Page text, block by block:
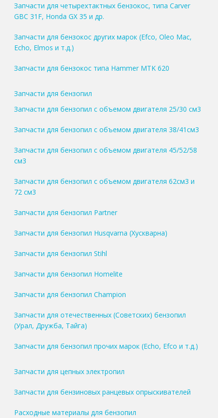
Запчасти для четырехтактных бензокос, типа Carver
GBC 31F, Honda GX 35 и др.
Запчасти для бензокос других марок (Efco, Oleo Mac,
Echo, Elmos и т.д.)
Запчасти для бензокос типа Hammer MTK 620
Запчасти для бензопил
Запчасти для бензопил с объемом двигателя 25/30 см3
Запчасти для бензопил с объемом двигателя 38/41см3
Запчасти для бензопил с объемом двигателя 45/52/58
см3
Запчасти для бензопил с объемом двигателя 62см3 и
72 см3
Запчасти для бензопил Partner
Запчасти для бензопил Husqvarna (Хускварна)
Запчасти для бензопил Stihl
Запчасти для бензопил Homelite
Запчасти для бензопил Champion
Запчасти для отечественных (Советских) бензопил
(Урал, Дружба, Тайга)
Запчасти для бензопил прочих марок (Echo, Efco и т.д.)
Запчасти для цепных электропил
Запчасти для бензиновых ранцевых опрыскивателей
Расходные материалы для бензопил